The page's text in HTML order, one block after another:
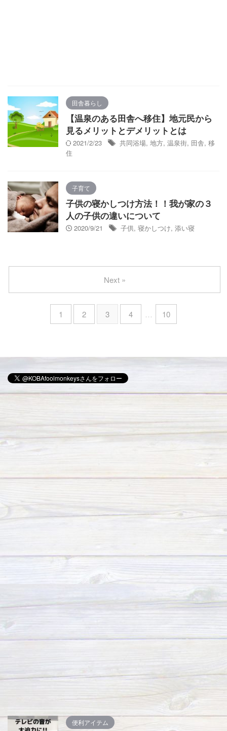
田舎暮らし
【温泉のある田舎へ移住】地元民から
見るメリットとデメリットとは
2021/2/23 共同浴場, 地方, 温泉街, 田舎, 移
住
子育て
子供の寝かしつけ方法！！我が家の３
人の子供の違いについて
2020/9/21 子供, 寝かしつけ, 添い寝
1 2 3 4 … 10
Next »
便利アイテム